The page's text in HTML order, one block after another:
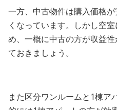
一方、中古物件は購入価格
くなっています。しかし空
め、一概に中古の方が収益
ておきましょう。
また区分ワンルームと1棟ア